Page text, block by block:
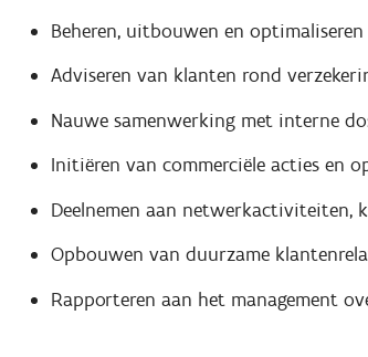
Beheren, uitbouwen en
Adviseren van klanten rond
Nauwe samenwerking met interne
Initiëren van commerciële acties en
Deelnemen aan netwerkactiviteiten,
Opbouwen van duurzame
Rapporteren aan het management